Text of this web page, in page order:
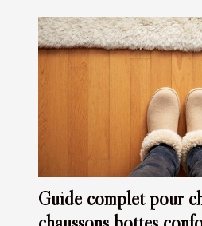
Guide complet pour